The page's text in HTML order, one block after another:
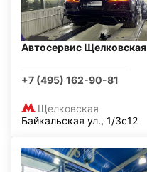
Автосервис Щелковская
+7 (495) 162-90-81
Щелковская
Байкальская ул., 1/3с12